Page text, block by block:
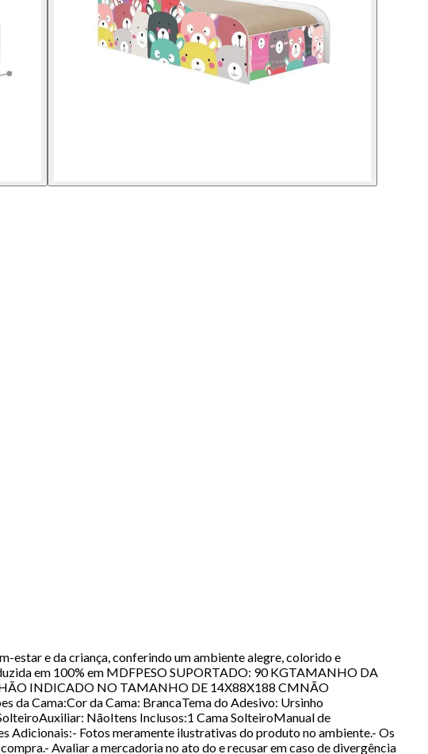
estar e da criança, conferindo um ambiente alegre, colorido e
em 100% em MDFPESO SUPORTADO: 90 KGTAMANHO DA
INDICADO NO TAMANHO DE 14X88X188 CMNÃO
Cama:Cor da Cama: BrancaTema do Adesivo: Ursinho
NãoItens Inclusos:1 Cama SolteiroManual de
Adicionais:- Fotos meramente ilustrativas do produto no ambiente.- Os
Avaliar a mercadoria no ato do e recusar em caso de divergência